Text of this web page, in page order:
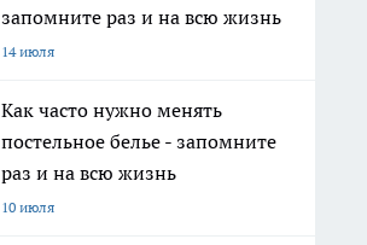
запомните раз и на всю жизнь
14 июля
Как часто нужно менять
постельное белье - запомните
раз и на всю жизнь
10 июля